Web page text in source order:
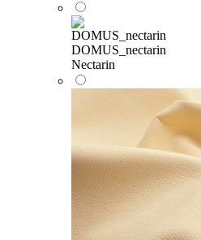
DOMUS_nectarin
Nectarin